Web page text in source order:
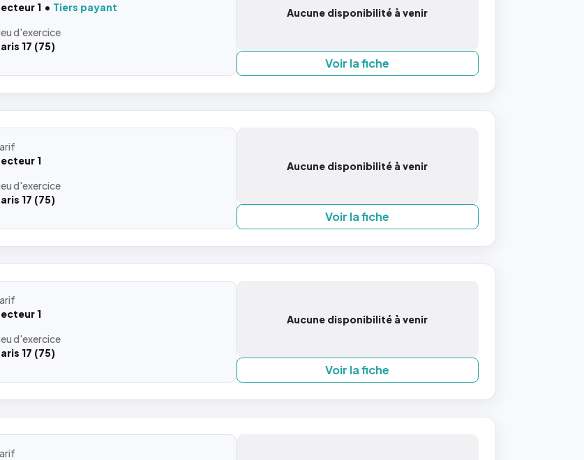
1
Tiers payant
d'exercice
17 (75)
Aucune disponibilité à venir
Voir la fiche
1
d'exercice
17 (75)
Aucune disponibilité à venir
Voir la fiche
1
d'exercice
17 (75)
Aucune disponibilité à venir
Voir la fiche